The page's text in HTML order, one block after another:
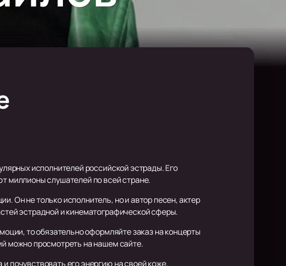
исполнителей российской эстрады. Его
миллионы слушателей по всей стране.
Он не только исполнитель, но и автор песен, актер
эстрадной и кинематографической сферы.
то обязательно оформляйте заказ на концерты
можно просмотреть на нашем сайте.
почувствовать его энергию на своей коже.